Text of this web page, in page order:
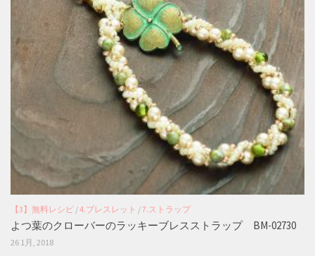
【3】無料レシピ /4.ブレスレット /7.ストラップ
よつ葉のクローバーのラッキーブレスストラップ BM-02730
26 1月, 2018